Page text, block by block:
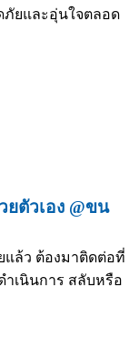
ยและอุ่นใจตลอด
ยตัวเอง @ขน
แล้ว ต้องมาติดต่อที่
ำเนินการ สลับหรือ